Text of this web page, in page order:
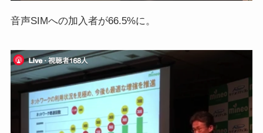
音声SIMへの加入者が66.5%に。